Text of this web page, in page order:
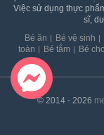
Việc sử dụng thực
sĩ,
Bé ăn
Bé vệ sinh
toàn
Bé tắm Bé
© 2014 - 2026